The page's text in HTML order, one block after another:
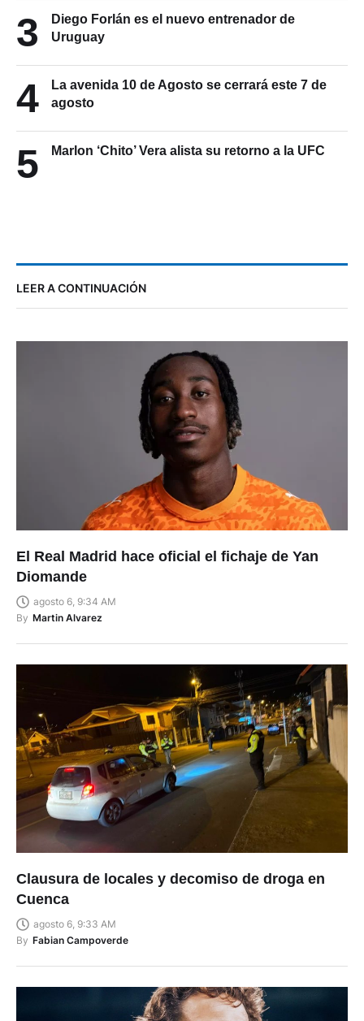
3
Diego Forlán es el nuevo entrenador de
Uruguay
4
La avenida 10 de Agosto se cerrará este 7 de
agosto
5 Marlon ‘Chito’ Vera alista su retorno a la UFC
LEER A CONTINUACIÓN
El Real Madrid hace oficial el fichaje de Yan
Diomande
agosto 6, 9:34 AM
By Martin Alvarez
Clausura de locales y decomiso de droga en
Cuenca
agosto 6, 9:33 AM
By Fabian Campoverde